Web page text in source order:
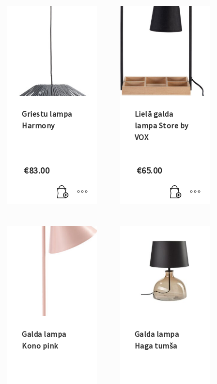
Griestu lampa
Harmony
€83.00
Lielā galda
lampa Store by
VOX
€65.00
Galda lampa
Kono pink
Galda lampa
Haga tumša